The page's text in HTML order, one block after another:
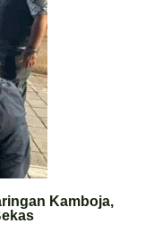
Kamboja,